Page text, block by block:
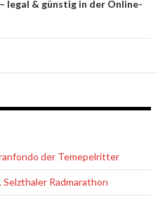
legal & günstig in der Online-
der Temepelritter
Selzthaler Radmarathon